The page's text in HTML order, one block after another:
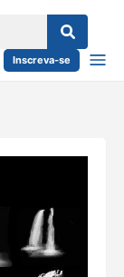
Inscreva-se